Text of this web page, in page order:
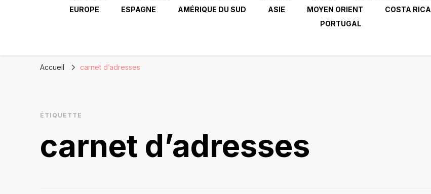
EUROPE
ESPAGNE AMÉRIQUE DU SUD ASIE MOYEN ORIENT COSTA RICA
PORTUGAL
Accueil carnet d’adresses
ÉTIQUETTE
carnet d’adresses